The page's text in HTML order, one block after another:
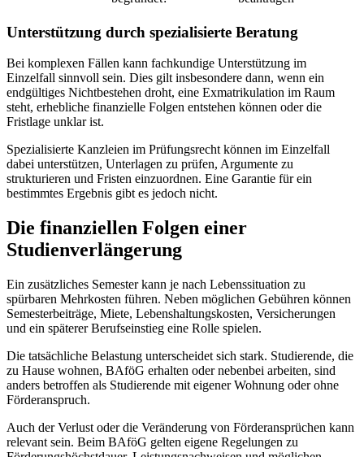
Unterstützung durch spezialisierte Beratung
Bei komplexen Fällen kann fachkundige Unterstützung im
Einzelfall sinnvoll sein. Dies gilt insbesondere dann, wenn ein
endgültiges Nichtbestehen droht, eine Exmatrikulation im Raum
steht, erhebliche finanzielle Folgen entstehen können oder die
Fristlage unklar ist.
Spezialisierte Kanzleien im Prüfungsrecht können im Einzelfall
dabei unterstützen, Unterlagen zu prüfen, Argumente zu
strukturieren und Fristen einzuordnen. Eine Garantie für ein
bestimmtes Ergebnis gibt es jedoch nicht.
Die finanziellen Folgen einer
Studienverlängerung
Ein zusätzliches Semester kann je nach Lebenssituation zu
spürbaren Mehrkosten führen. Neben möglichen Gebühren können
Semesterbeiträge, Miete, Lebenshaltungskosten, Versicherungen
und ein späterer Berufseinstieg eine Rolle spielen.
Die tatsächliche Belastung unterscheidet sich stark. Studierende, die
zu Hause wohnen, BAföG erhalten oder nebenbei arbeiten, sind
anders betroffen als Studierende mit eigener Wohnung oder ohne
Förderanspruch.
Auch der Verlust oder die Veränderung von Förderansprüchen kann
relevant sein. Beim BAföG gelten eigene Regelungen zu